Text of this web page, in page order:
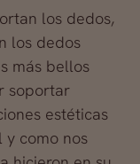
los dedos,
los dedos
más bellos
soportar
estéticas
y como nos